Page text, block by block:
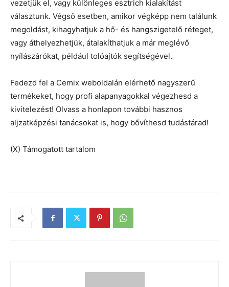
vezetjük el, vagy különleges esztrich kialakítást
választunk. Végső esetben, amikor végképp nem találunk
megoldást, kihagyhatjuk a hő- és hangszigetelő réteget,
vagy áthelyezhetjük, átalakíthatjuk a már meglévő
nyílászárókat, például tolóajtók segítségével.
Fedezd fel a Cemix weboldalán elérhető nagyszerű
termékeket, hogy profi alapanyagokkal végezhesd a
kivitelezést! Olvass a honlapon további hasznos
aljzatképzési tanácsokat is, hogy bővíthesd tudástárad!
(X) Támogatott tartalom